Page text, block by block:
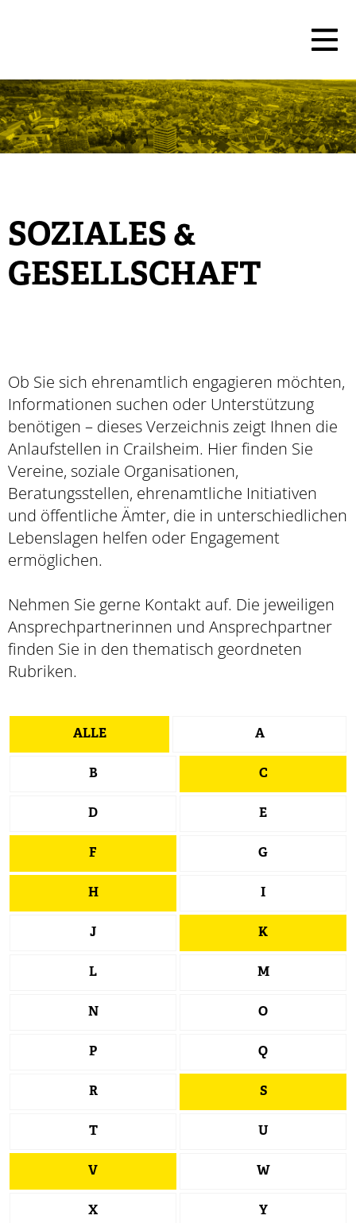
SOZIALES &
GESELLSCHAFT
Ob Sie sich ehrenamtlich engagieren möchten,
Informationen suchen oder Unterstützung
benötigen – dieses Verzeichnis zeigt Ihnen die
Anlaufstellen in Crailsheim. Hier finden Sie
Vereine, soziale Organisationen,
Beratungsstellen, ehrenamtliche Initiativen
und öffentliche Ämter, die in unterschiedlichen
Lebenslagen helfen oder Engagement
ermöglichen.
Nehmen Sie gerne Kontakt auf. Die jeweiligen
Ansprechpartnerinnen und Ansprechpartner
finden Sie in den thematisch geordneten
Rubriken.
ALLE A
B C
D E
F G
H I
J K
L M
N O
P Q
R S
T U
V W
X Y